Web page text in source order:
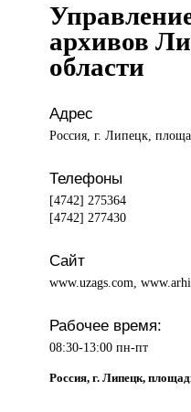
архивов
области
Адрес
Россия, г. Липецк,
Телефоны
[4742] 275364
[4742] 277430
Сайт
www.uzags.com,
Рабочее время:
08:30-13:00 пн-пт
Россия, г. Липецк,